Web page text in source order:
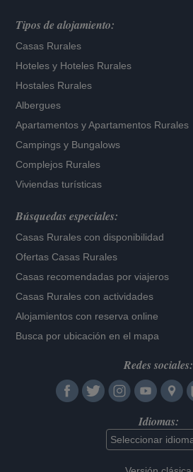
Tipos de alojamiento:
Casas Rurales
Hoteles y Hoteles Rurales
Hostales Rurales
Albergues
Apartamentos yApartamentos Rurales
Campings y Bungalows
Complejos Rurales
Viviendas turísticas
Búsquedas especiales:
Casas Rurales con disponibilidad
Ofertas Casas Rurales
Casas recomendadas por viajeros
Casas Rurales con actividades
Alojamientos con reserva online
Busca por ubicación en el mapa
Redes sociales:
Idiomas: